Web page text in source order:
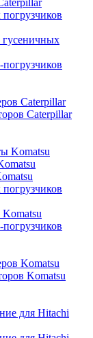
гусеничных
Caterpillar
Caterpillar
Komatsu
Komatsu
Komatsu
для Hitachi